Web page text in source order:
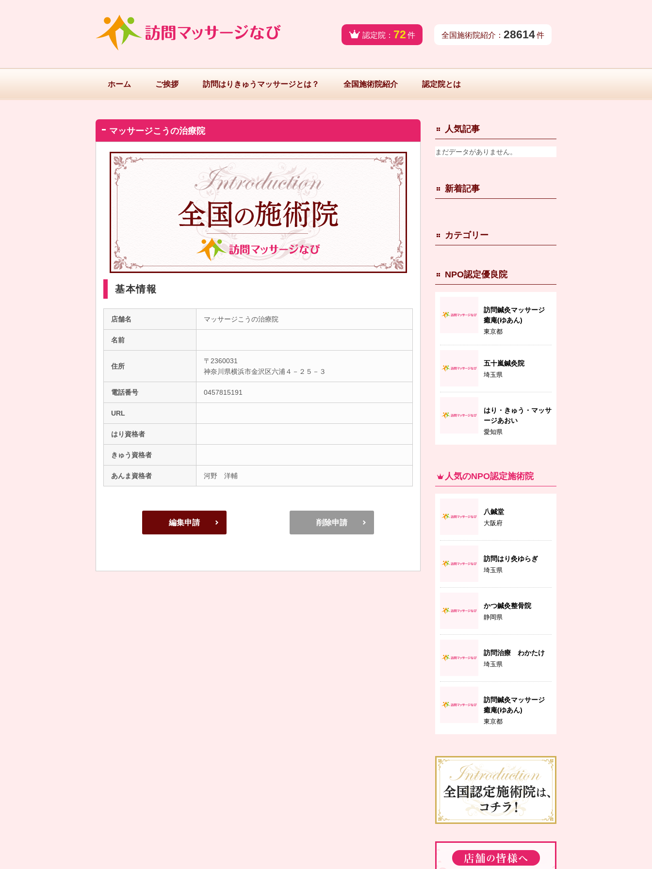
認定院： 72 件 全国施術院紹介： 28614件
ホーム ご挨拶 訪問はりきゅうマッサージとは？ 全国施術院紹介 認定院とは
マッサージこうの治療院
基本情報
店舗名 マッサージこうの治療院
名前
住所
〒2360031
神奈川県横浜市金沢区六浦４－２５－３
電話番号 0457815191
URL
はり資格者
きゅう資格者
あんま資格者 河野 洋輔
編集申請 削除申請
人気記事
まだデータがありません。
新着記事
カテゴリー
NPO認定優良院
訪問鍼灸マッサージ
癒庵(ゆあん)
東京都
五十嵐鍼灸院
埼玉県
はり・きゅう・マッサ
ージあおい
愛知県
人気のNPO認定施術院
八鍼堂
大阪府
訪問はり灸ゆらぎ
埼玉県
かつ鍼灸整骨院
静岡県
訪問治療 わかたけ
埼玉県
訪問鍼灸マッサージ
癒庵(ゆあん)
東京都